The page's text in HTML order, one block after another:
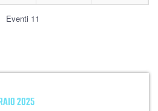
Eventi 11
2025